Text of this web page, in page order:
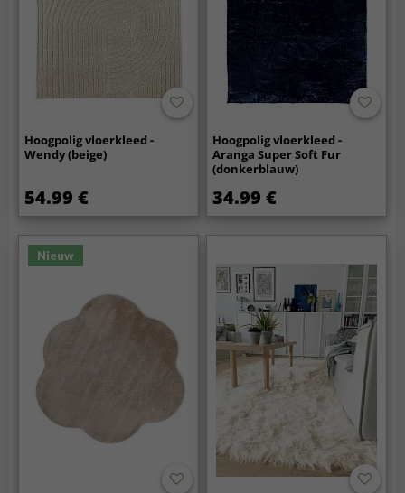
Hoogpolig vloerkleed -
Wendy (beige)
54.99 €
Hoogpolig vloerkleed -
Aranga Super Soft Fur
(donkerblauw)
34.99 €
Nieuw